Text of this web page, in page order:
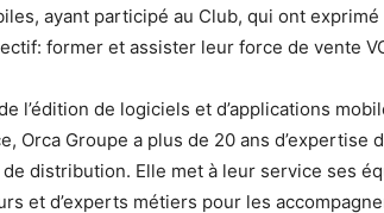
ayant participé au Club, qui ont
former et assister leur force de vente
l’édition de logiciels et d’applications
Orca Groupe a plus de 20 ans
distribution. Elle met à leur service ses
et d’experts métiers pour les